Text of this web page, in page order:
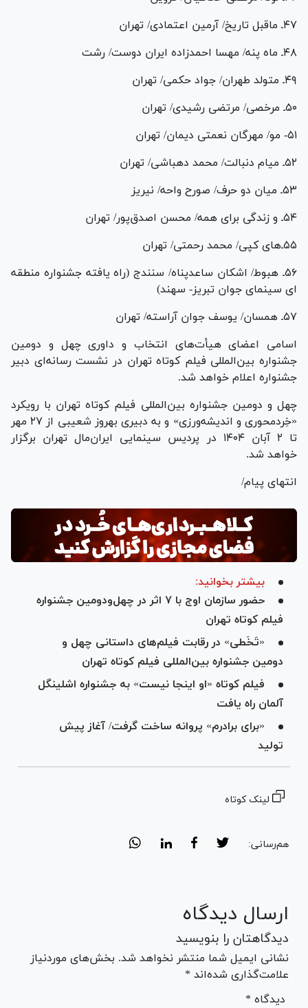
۴۷ـ ماقبل تاریخ/ آرمین اعتمادی/ تهران
۴۸ـ ماه پنه/ مهسا احمدزاده ایران دوست/ رشت
۴۹ـ متولد طهران/ جواد حکمی/ تهران
۵۰ـ مرخصی/ مرتضی رشیدی/ تهران
۵۱- مو/ مهرگان نعمتی دیمان/ تهران
۵۲ـ میام دنبالت/ محمد دهباشی/ تهران
۵۳ـ میان دو حرف/ صورح واحه/ نی­ریز
۵۴ـ و زندگی برای همه/ محسن اصدق‌پور/ تهران
۵۵ـ‌های کپی/ محمد رحمتی/ تهران
۵۶ـ هبوط/ اشکان ساعدپناه/ سنندج (راه یافته جشنواره منطقه­­‌
ای سینمای جوان تبریز- سهند)
۵۷ـ همسان/ یوسف جوان آراسته/ تهران
اسامی اعضای هیأت‌های انتخاب و داوری چهل و دومین
جشنواره بین‌المللی فیلم کوتاه تهران در نشست رسانه‌ای دبیر
جشنواره اعلام خواهد شد.
چهل و دومین جشنواره بین‌المللی فیلم کوتاه تهران با رویکرد
«خِردمحوری و اندیشه‌ورزی» و به دبیری بهروز شعیبی از ۲۷ مهر
تا ۲ آبان ۱۴۰۴ در پردیس سینمایی ایران‌مال تهران برگزار
خواهد شد.
انتهای پیام/
بیشتر بخوانید:
حضور سازمان اوج با ۷ اثر در چهل‌و‌دومین جشنواره
فیلم کوتاه تهران
«تَخَطی» در رقابت فیلم‌های داستانی چهل و
دومین جشنواره بین‌المللی فیلم کوتاه تهران
فیلم کوتاه «او اینجا نیست» به جشنواره اشلینگل
آلمان راه یافت
«برای برادرم» پروانه ساخت گرفت/ آغاز پیش
تولید
لینک کوتاه
هم‌رسانی:
ارسال دیدگاه
دیدگاهتان را بنویسید
نشانی ایمیل شما منتشر نخواهد شد. بخش‌های موردنیاز
علامت‌گذاری شده‌اند *
* دیدگاه